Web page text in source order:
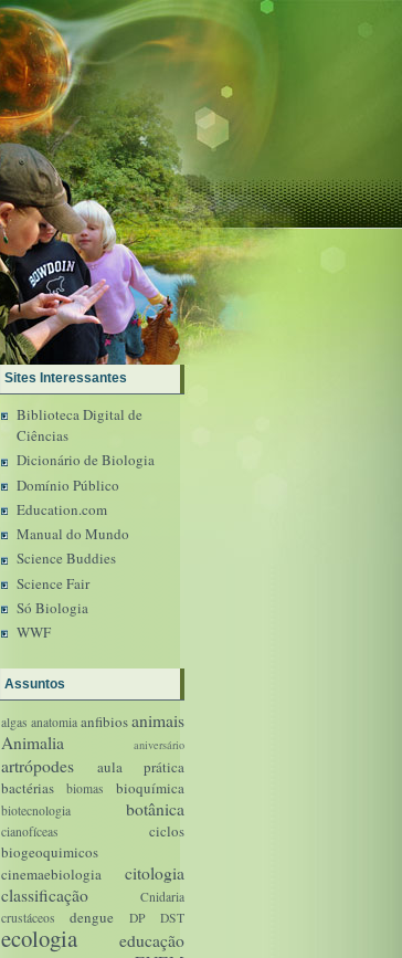
Sites Interessantes
Biblioteca Digital de
Ciências
Dicionário de Biologia
Domínio Público
Education.com
Manual do Mundo
Science Buddies
Science Fair
Só Biologia
WWF
Assuntos
algas anatomia anfibiosanimais
Animalia
aniversário
artrópodes
aula prática
bactérias
biomas bioquímica
biotecnologia botânica
cianofíceas
ciclos
biogeoquimicos
cinemaebiologia
citologia
classificação
Cnidaria
crustáceos
dengue DP DST
ecologia educação